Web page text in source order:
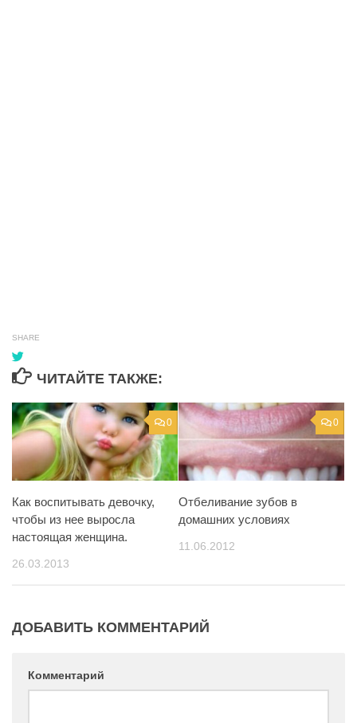
SHARE
ЧИТАЙТЕ ТАКЖЕ:
0
Как воспитывать девочку,
чтобы из нее выросла
настоящая женщина.
26.03.2013
0
Отбеливание зубов в
домашних условиях
11.06.2012
ДОБАВИТЬ КОММЕНТАРИЙ
Комментарий